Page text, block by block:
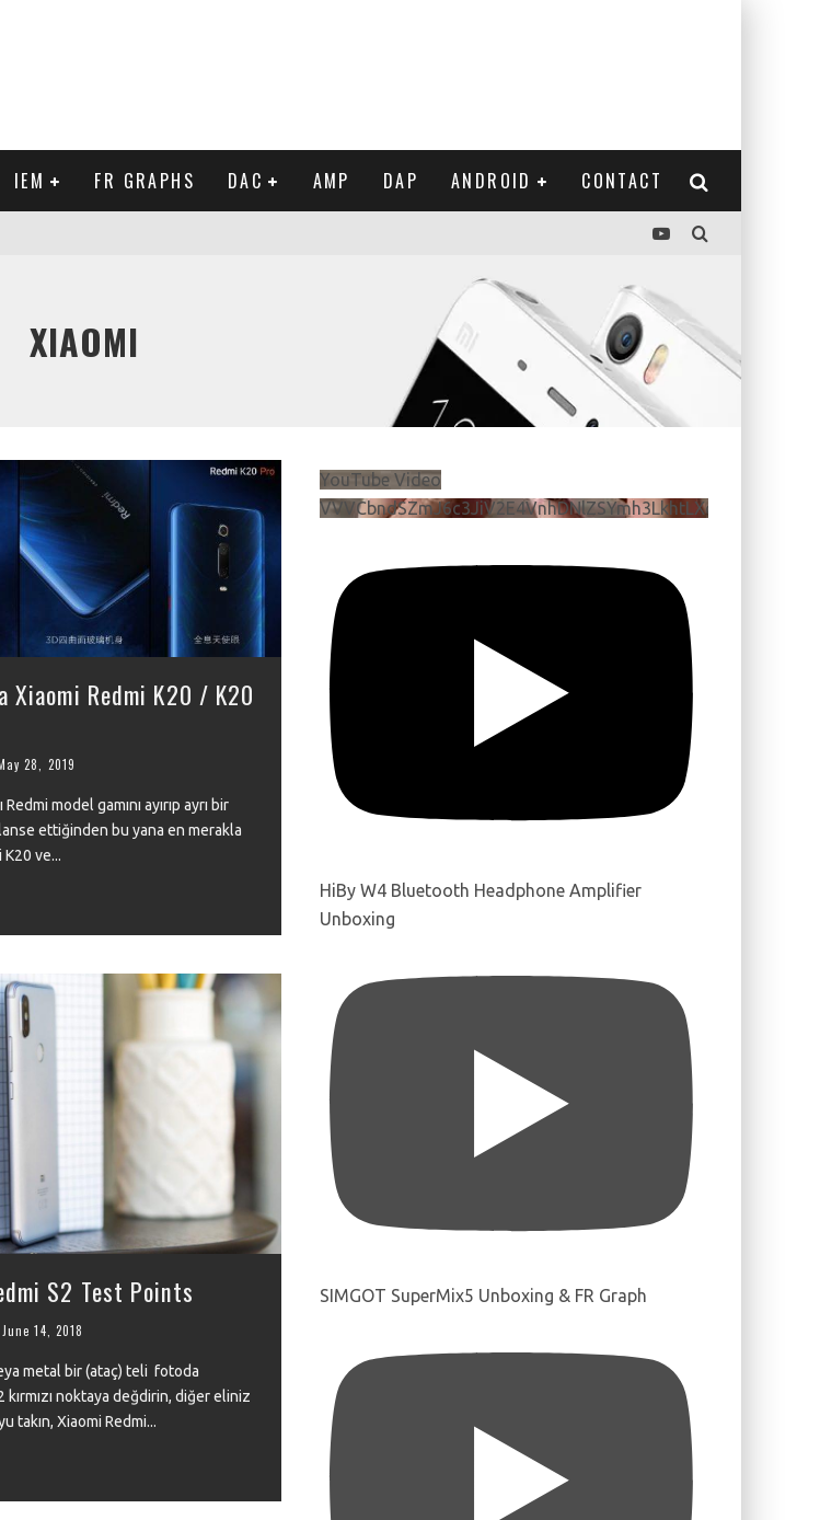
IEM FR GRAPHS DAC AMP DAP ANDROID CONTACT
XIAOMI
Xiaomi Redmi K20 / K20
28, 2019
model gamını ayırıp ayrı bir
ettiğinden bu yana en merakla
K20 ve...
S2 Test Points
June 14, 2018
metal bir (ataç) teli fotoda
noktaya değdirin, diğer eliniz
takın, Xiaomi Redmi...
YouTube Video
VVVCbndSZmJ6c3JiV2E4VnhDNlZSYmh3LkhtLXdQeURlYTBJ
HiBy W4 Bluetooth Headphone Amplifier
Unboxing
SIMGOT SuperMix5 Unboxing & FR Graph